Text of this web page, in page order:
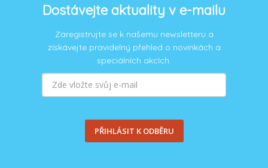
Dostávejte aktuality v e-mailu
Zaregistrujte se k našemu newsletteru a
získávejte pravidelný přehled o novinkách a
speciálních akcích.
PŘIHLÁSIT K ODBĚRU